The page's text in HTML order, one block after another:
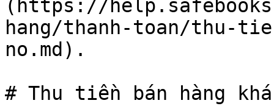
(https://
hang/thanh-toan/thu-
no.md).
# Thu tiền bán hàng